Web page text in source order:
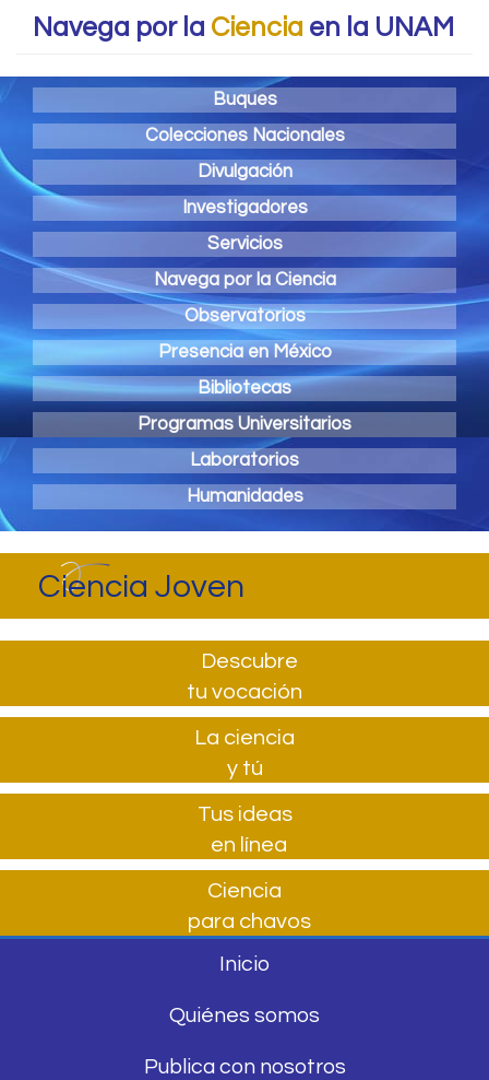
Navega por la Ciencia en la UNAM
Buques
Colecciones Nacionales
Divulgación
Investigadores
Servicios
Navega por la Ciencia
Observatorios
Presencia en México
Bibliotecas
Programas Universitarios
Laboratorios
Humanidades
Ciencia Joven
Descubre
tu vocación
La ciencia
y tú
Tus ideas
en línea
Ciencia
para chavos
Inicio
Quiénes somos
Publica con nosotros